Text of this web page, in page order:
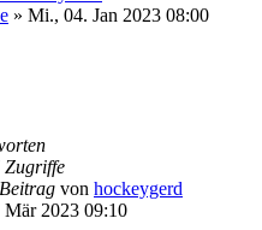
» Mi., 04. Jan 2023 08:00
Zugriffe
von hockeygerd
2023 09:10